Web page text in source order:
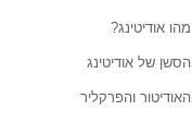
מהו אודיטינג?
הסשן של אודיטינג
האודיטור והפרקליר